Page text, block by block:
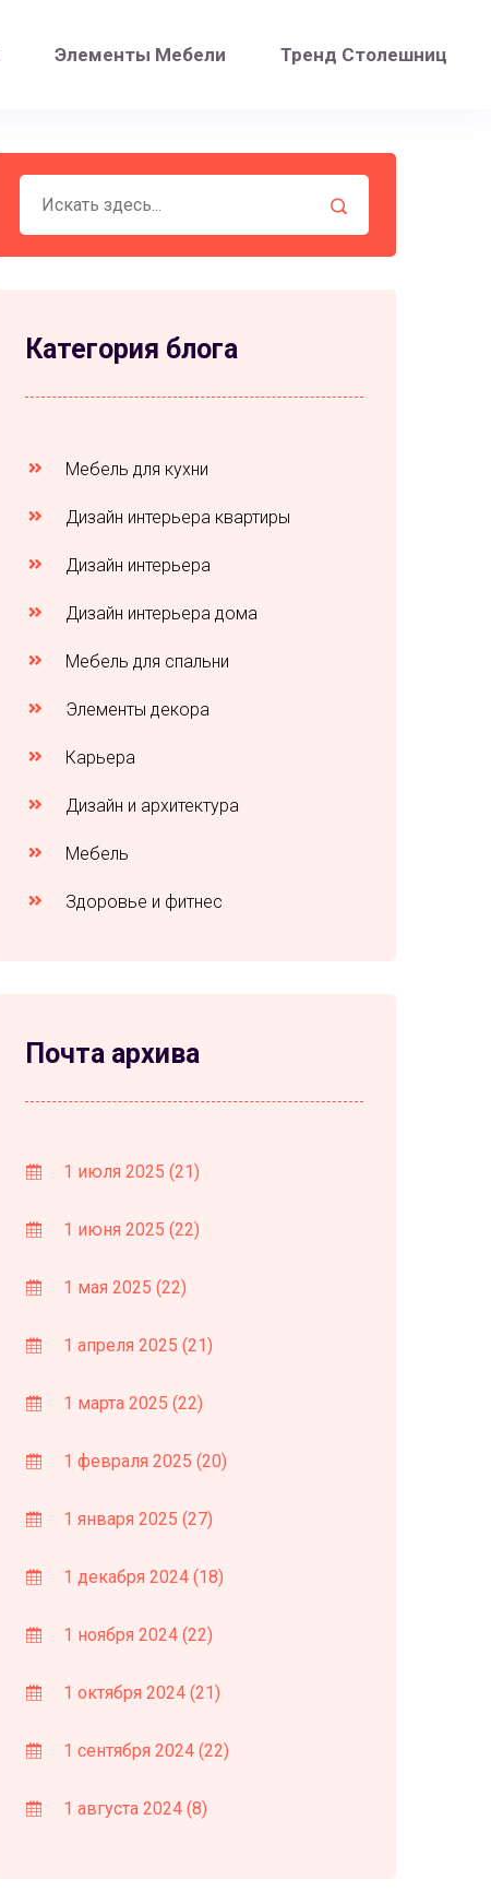
Элементы Мебели Тренд Столешниц
Категория блога
Мебель для кухни
Дизайн интерьера квартиры
Дизайн интерьера
Дизайн интерьера дома
Мебель для спальни
Элементы декора
Карьера
Дизайн и архитектура
Мебель
Здоровье и фитнес
Почта архива
1 июля 2025 (21)
1 июня 2025 (22)
1 мая 2025 (22)
1 апреля 2025 (21)
1 марта 2025 (22)
1 февраля 2025 (20)
1 января 2025 (27)
1 декабря 2024 (18)
1 ноября 2024 (22)
1 октября 2024 (21)
1 сентября 2024 (22)
1 августа 2024 (8)